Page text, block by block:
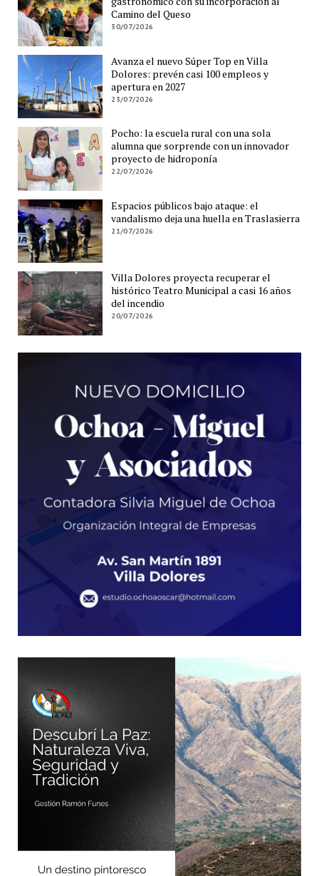
Camino del Queso
30/07/2026
Avanza el nuevo Súper Top en Villa
Dolores: prevén casi 100 empleos y
apertura en 2027
23/07/2026
Pocho: la escuela rural con una sola
alumna que sorprende con un innovador
proyecto de hidroponía
22/07/2026
Espacios públicos bajo ataque: el
vandalismo deja una huella en Traslasierra
21/07/2026
Villa Dolores proyecta recuperar el
histórico Teatro Municipal a casi 16 años
del incendio
20/07/2026